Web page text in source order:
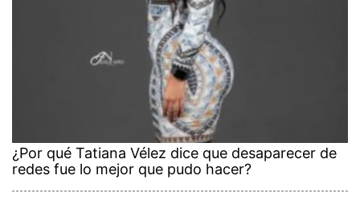
¿Por qué Tatiana Vélez dice que desaparecer de
redes fue lo mejor que pudo hacer?